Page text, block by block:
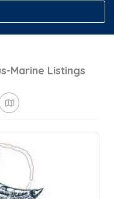
Marine Listings